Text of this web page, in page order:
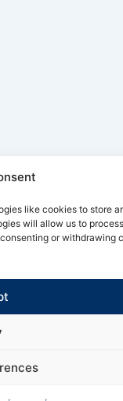
like cookies to store
will allow us to
or withdrawing